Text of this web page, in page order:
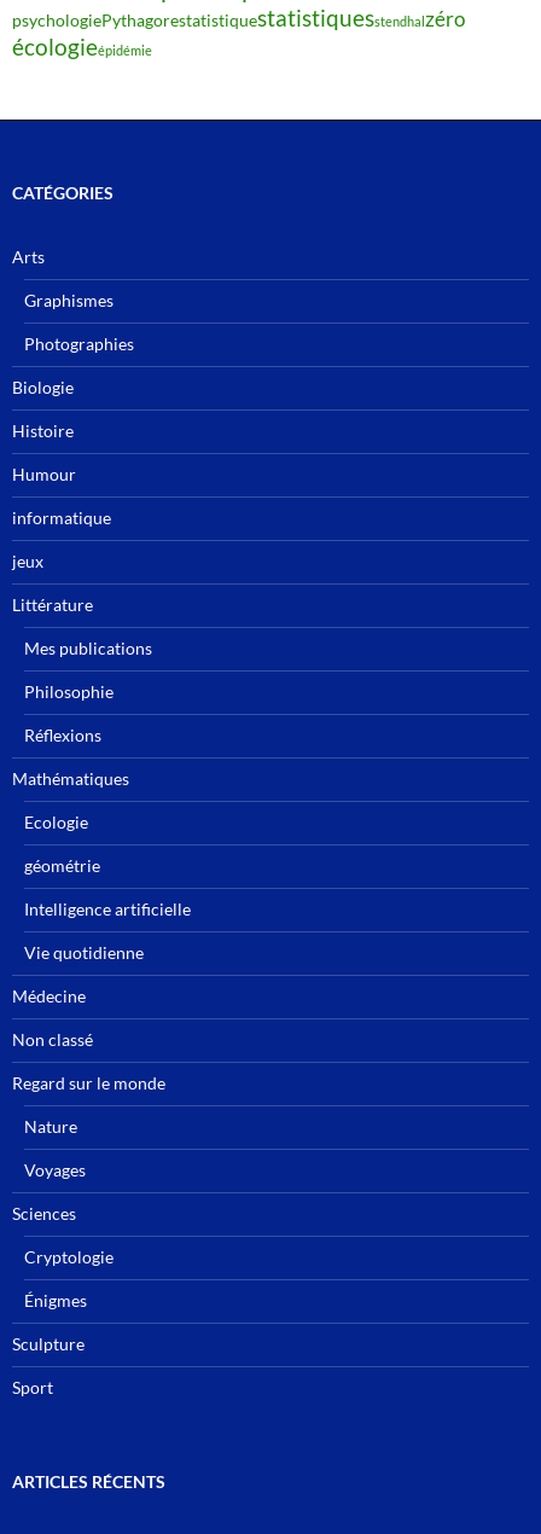
psychologiePythagorestatistiquestatistiquesstendhalzéro
écologieépidémie
CATÉGORIES
Arts
Graphismes
Photographies
Biologie
Histoire
Humour
informatique
jeux
Littérature
Mes publications
Philosophie
Réflexions
Mathématiques
Ecologie
géométrie
Intelligence artificielle
Vie quotidienne
Médecine
Non classé
Regard sur le monde
Nature
Voyages
Sciences
Cryptologie
Énigmes
Sculpture
Sport
ARTICLES RÉCENTS